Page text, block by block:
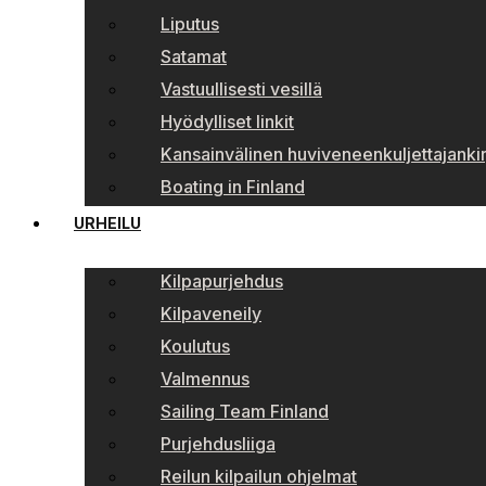
Liputus
Satamat
Vastuullisesti vesillä
Hyödylliset linkit
Kansainvälinen
Boating in Finland
URHEILU
Kilpapurjehdus
Kilpaveneily
Koulutus
Valmennus
Sailing Team Finland
Purjehdusliiga
Reilun kilpailun ohjelmat